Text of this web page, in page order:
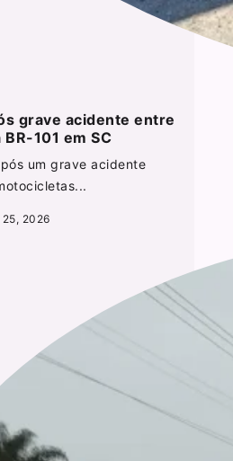
grave acidente entre
101 em SC
um grave acidente
2026